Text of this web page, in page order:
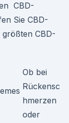
CBD-
Sie CBD-
CBD-
Ob bei
Rückensc
hmerzen
oder